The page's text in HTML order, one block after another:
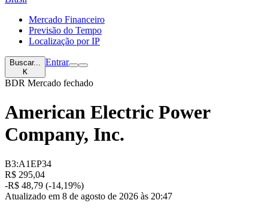
Mercado Financeiro
Previsão do Tempo
Localização por IP
Buscar...
K
Entrar
BDR Mercado fechado
American Electric Power
Company, Inc.
B3:A1EP34
R$ 295,04
-R$ 48,79 (-14,19%)
Atualizado em 8 de agosto de 2026 às 20:47